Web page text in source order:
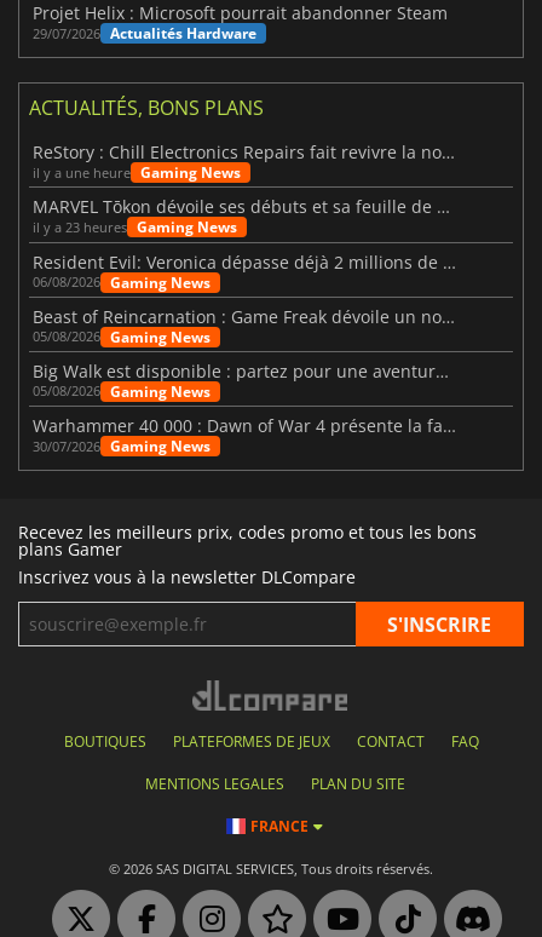
Projet Helix : Microsoft pourrait abandonner Steam
29/07/2026 Actualités Hardware
ACTUALITÉS, BONS PLANS
ReStory : Chill Electronics Repairs fait revivre la nostalgie des années 2000
il y a une heure Gaming News
MARVEL Tōkon dévoile ses débuts et sa feuille de route
il y a 23 heures Gaming News
Resident Evil: Veronica dépasse déjà 2 millions de wishlists
06/08/2026 Gaming News
Beast of Reincarnation : Game Freak dévoile un nouveau pari
05/08/2026 Gaming News
Big Walk est disponible : partez pour une aventure entre amis
05/08/2026 Gaming News
Warhammer 40 000 : Dawn of War 4 présente la faction des Nécrons
30/07/2026 Gaming News
Recevez les meilleurs prix, codes promo et tous les bons
plans Gamer
Inscrivez vous à la newsletter DLCompare
BOUTIQUES PLATEFORMES DE JEUX CONTACT FAQ
MENTIONS LEGALES PLAN DU SITE
FRANCE
© 2026 SAS DIGITAL SERVICES, Tous droits réservés.